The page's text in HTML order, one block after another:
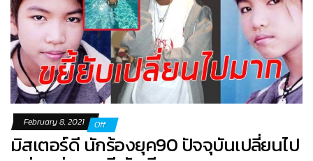
February 8, 2021 Off
มิสเตอร์ดี นักร้องยุค90 ปัจจุบันเปลี่ยนไป